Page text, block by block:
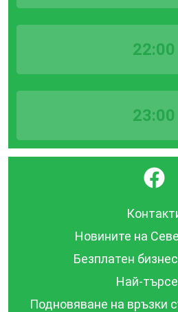
22:00
23:00
}
Новините на
Безплатен
Най-
Подновяване на връзки